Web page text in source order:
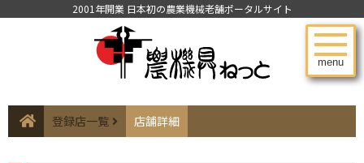
menu
2001年開業 日本初の農業機械老舗ポータルサイト
登録店一覧 店舗詳細